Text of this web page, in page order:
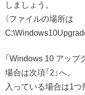
しましょう。
（ファイルの場所は
「Windows 10 アップ
場合は次項「2」へ。
入っている場合は1つ